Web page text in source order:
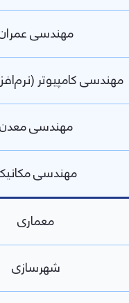
مهندسی
مهندسی کامپیوتر
مهندسی معدن
مهندسی
معماری
شهرسازی